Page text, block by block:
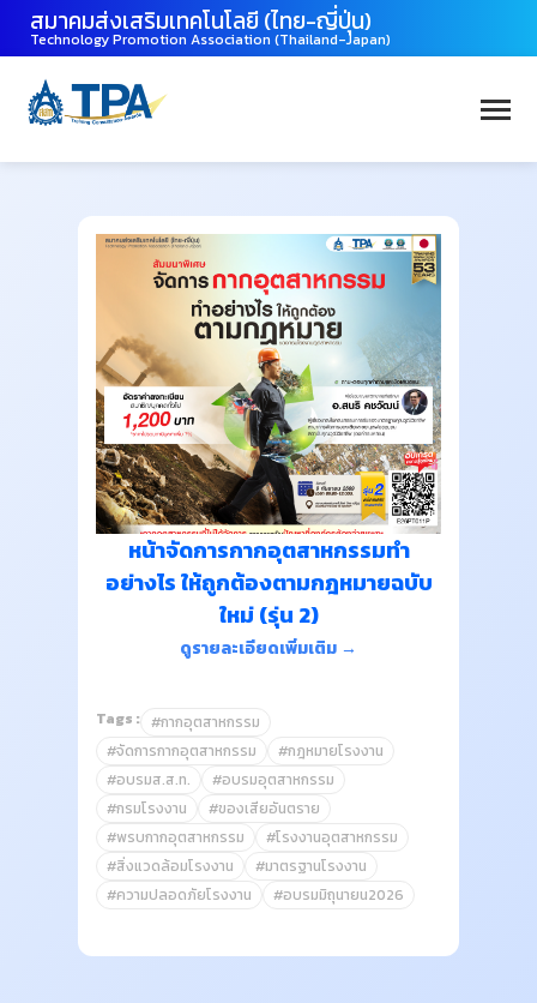
สมาคมส่งเสริมเทคโนโลยี (ไทย-ญี่ปุ่น)
Technology Promotion Association (Thailand-Japan)
หน้าจัดการกากอุตสาหกรรมทำ
อย่างไร ให้ถูกต้องตามกฎหมายฉบับ
ใหม่ (รุ่น 2)
ดูรายละเอียดเพิ่มเติม →
Tags : #กากอุตสาหกรรม
#จัดการกากอุตสาหกรรม
#กฎหมายโรงงาน
#อบรมส.ส.ท.
#อบรมอุตสาหกรรม
#กรมโรงงาน
#ของเสียอันตราย
#พรบกากอุตสาหกรรม
#โรงงานอุตสาหกรรม
#สิ่งแวดล้อมโรงงาน
#มาตรฐานโรงงาน
#ความปลอดภัยโรงงาน
#อบรมมิถุนายน2026